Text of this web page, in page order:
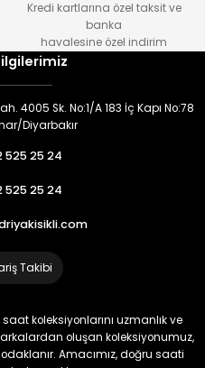
Kredi kartlarına özel taksit ve
banka
havalesine özel indirim
4005 Sk. No:1/A 183 İç Kapı No:78
Diyarbakır
525 25 24
525 25 24
Takibi
koleksiyonlarını uzmanlık ve
oluşan koleksiyonumuz,
Amacımız, doğru saati